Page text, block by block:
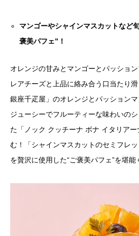
マンゴーやシャインマスカットなど
褒美パフェ”！
オレンジの甘みとマンゴーとパッショ
レアチーズと上品に絡み合う口当たり
銀座千疋屋」のオレンジとパッションマ
ジューシーでフルーティーな味わいの
た「ノック クッチーナ ボナ イタリア
む！「シャインマスカットのセミフレ
を贅沢に使用した“ご褒美パフェ”を堪能